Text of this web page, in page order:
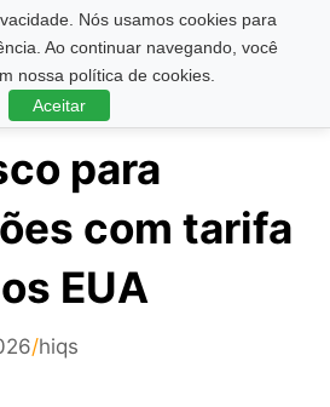
Nós usamos cookies para
Ao continuar navegando, você
nossa política de cookies.
Aceitar
para
com tarifa
EUA
/hiqs